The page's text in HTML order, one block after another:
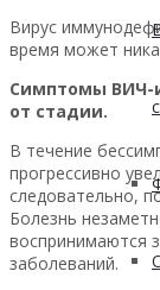
Вирус
время может
Симптомы ВИЧ-
от стадии.
В течение
прогрессивно
следовательно,
Болезнь
воспринимаются
заболеваний.